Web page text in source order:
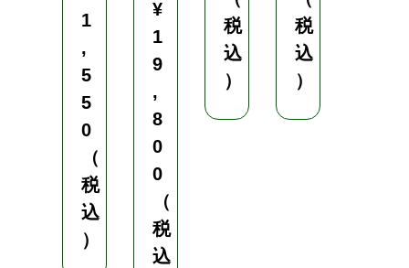
1
,
5
5
0
（
税
込
）
¥
1
9
,
8
0
0
（
税
込
税
込
）
税
込
）